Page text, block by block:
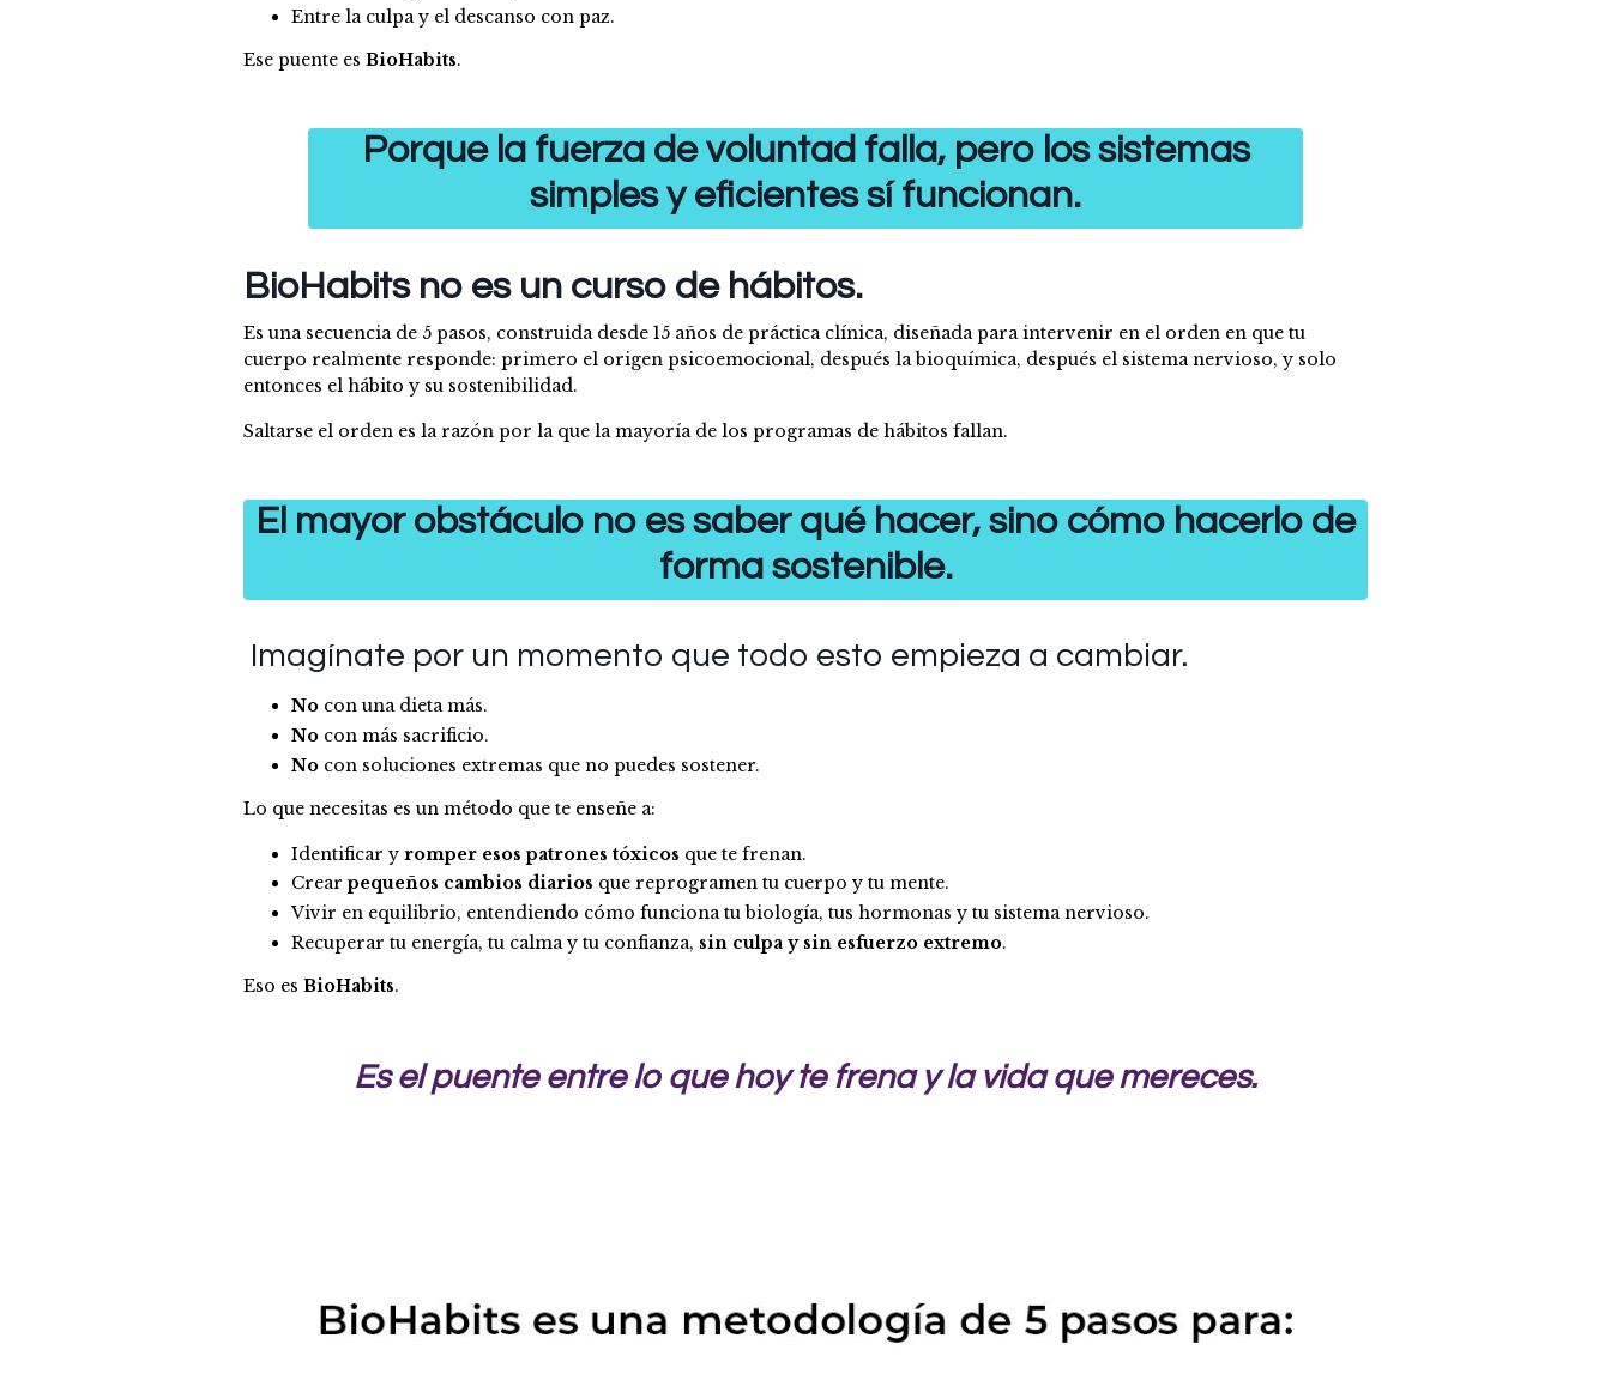
Entre la culpa y el descanso con paz.
Ese puente esBioHabits.
Porque la fuerza de voluntad falla, pero los sistemas
simples y eficientes sí funcionan.
BioHabits no es un curso de hábitos.
Es una secuencia de 5 pasos, construida desde 15 años de práctica clínica, diseñada para intervenir en el orden en que tu
cuerpo realmente responde: primero el origen psicoemocional, después la bioquímica, después el sistema nervioso, y solo
entonces el hábito y su sostenibilidad.
Saltarse el orden es la razón por la que la mayoría de los programas de hábitos fallan.
El mayor obstáculo no es saber qué hacer, sino cómo hacerlo de
forma sostenible.
Imagínate por un momento que todo esto empieza a cambiar.
No con una dieta más.
No con más sacrificio.
No con soluciones extremas que no puedes sostener.
Lo que necesitas es un método que te enseñe a:
Identificar yromper esos patrones tóxicos que te frenan.
Crearpequeños cambios diarios que reprogramen tu cuerpo y tu mente.
Vivir en equilibrio, entendiendo cómo funciona tu biología, tus hormonas y tu sistema nervioso.
Recuperar tu energía, tu calma y tu confianza, sin culpa y sin esfuerzo extremo.
Eso esBioHabits.
Es el puente entre lo que hoy te frena y la vida que mereces.